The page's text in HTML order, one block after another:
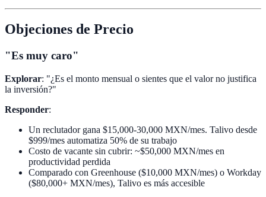
Objeciones de Precio
"Es muy caro"
Explorar: "¿Es el monto mensual o sientes que el valor no justifica
la inversión?"
Responder:
Un reclutador gana $15,000-30,000 MXN/mes. Talivo desde
$999/mes automatiza 50% de su trabajo
Costo de vacante sin cubrir: ~$50,000 MXN/mes en
productividad perdida
Comparado con Greenhouse ($10,000 MXN/mes) o Workday
($80,000+ MXN/mes), Talivo es más accesible